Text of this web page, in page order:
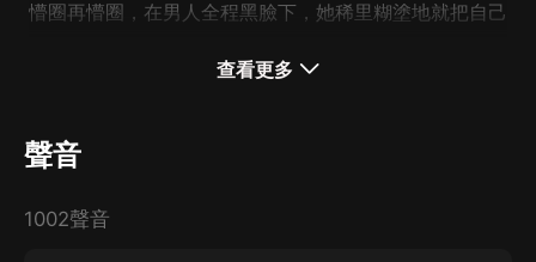
懵圈再懵圈，在男人全程黑臉下，她稀里糊塗地就把自己
將錯就錯，相敬如冰，梨諾認命了，原以為此生就這樣
誰知，某變態摒著潔癖之名，各種雞蛋里挑骨頭；
度交鋒，前任糾纏，她卻逐漸淪陷在他冷漠的柔情之下，
查看更多
聲音
1002聲音